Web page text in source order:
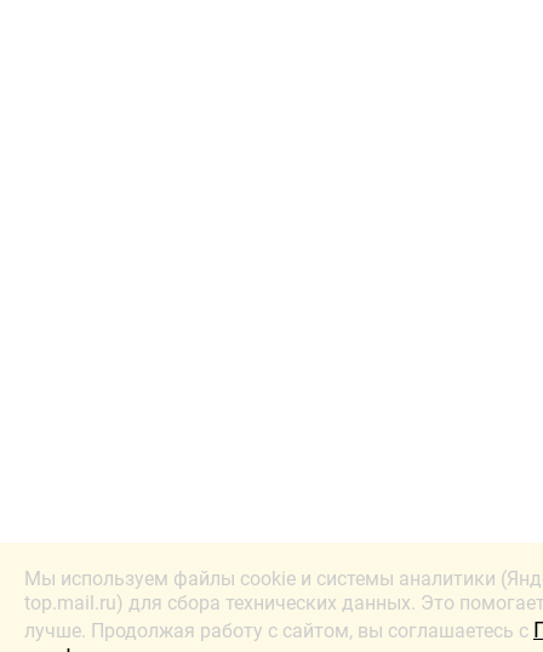
Мы используем файлы cookie и системы аналитики
top.mail.ru) для сбора технических данных. Это
лучше. Продолжая работу с сайтом, вы соглашаетесь с